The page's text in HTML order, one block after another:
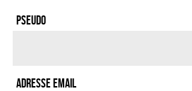
Pseudo
Adresse Email